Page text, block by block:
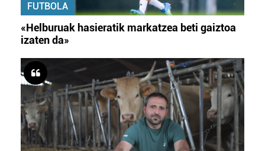
FUTBOLA
«Helburuak hasieratik markatzea beti gaiztoa
izaten da»